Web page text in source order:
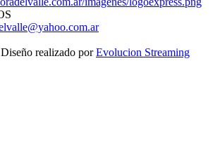
realizado porEvolucion Streaming